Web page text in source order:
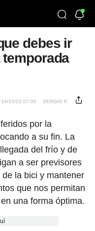
debes ir
19/10/23 07:00 SERGIO P.
por la
a su fin. La
del frío y de
a ser previsores
la bici y mantener
que nos permitan
una forma óptima.